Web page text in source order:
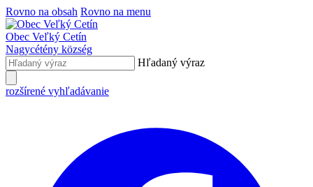
Rovno na obsah Rovno na menu
Obec Veľký Cetín
Nagycétény község
Hľadaný výraz
rozšírené vyhľadávanie